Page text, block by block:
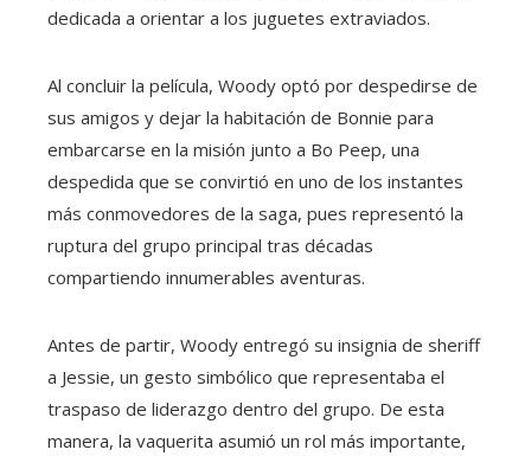
dedicada a orientar a los juguetes extraviados.
Al concluir la película, Woody optó por despedirse de
sus amigos y dejar la habitación de Bonnie para
embarcarse en la misión junto a Bo Peep, una
despedida que se convirtió en uno de los instantes
más conmovedores de la saga, pues representó la
ruptura del grupo principal tras décadas
compartiendo innumerables aventuras.
Antes de partir, Woody entregó su insignia de sheriff
a Jessie, un gesto simbólico que representaba el
traspaso de liderazgo dentro del grupo. De esta
manera, la vaquerita asumió un rol más importante,